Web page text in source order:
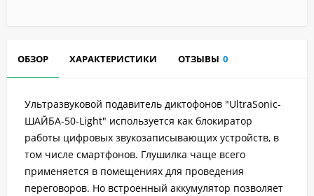
ОБЗОР ХАРАКТЕРИСТИКИ ОТЗЫВЫ 0
Ультразвуковой подавитель диктофонов "UltraSonic-
ШАЙБА-50-Light" используется как блокиратор
работы цифровых звукозаписывающих устройств, в
том числе смартфонов. Глушилка чаще всего
применяется в помещениях для проведения
переговоров. Но встроенный аккумулятор позволяет